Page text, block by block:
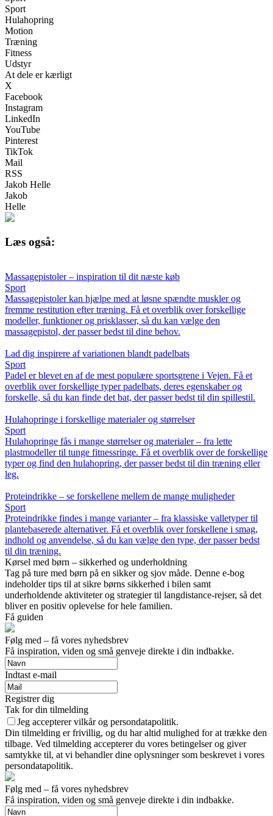
Sport
Hulahopring
Motion
Træning
Fitness
Udstyr
At dele er kærligt
X
Facebook
Instagram
LinkedIn
YouTube
Pinterest
TikTok
Mail
RSS
Jakob Helle
Jakob
Helle
Læs også:
Massagepistoler – inspiration til dit næste køb
Sport
Massagepistoler kan hjælpe med at løsne spændte muskler og
fremme restitution efter træning. Få et overblik over forskellige
modeller, funktioner og prisklasser, så du kan vælge den
massagepistol, der passer bedst til dine behov.
Lad dig inspirere af variationen blandt padelbats
Sport
Padel er blevet en af de mest populære sportsgrene i Vejen. Få et
overblik over forskellige typer padelbats, deres egenskaber og
forskelle, så du kan finde det bat, der passer bedst til din spillestil.
Hulahopringe i forskellige materialer og størrelser
Sport
Hulahopringe fås i mange størrelser og materialer – fra lette
plastmodeller til tunge fitnessringe. Få et overblik over de forskellige
typer og find den hulahopring, der passer bedst til din træning eller
leg.
Proteindrikke – se forskellene mellem de mange muligheder
Sport
Proteindrikke findes i mange varianter – fra klassiske valletyper til
plantebaserede alternativer. Få et overblik over forskellene i smag,
indhold og anvendelse, så du kan vælge den type, der passer bedst
til din træning.
Kørsel med børn – sikkerhed og underholdning
Tag på ture med børn på en sikker og sjov måde. Denne e-bog
indeholder tips til at sikre børns sikkerhed i bilen samt
underholdende aktiviteter og strategier til langdistance-rejser, så det
bliver en positiv oplevelse for hele familien.
Få guiden
Følg med – få vores nyhedsbrev
Få inspiration, viden og små genveje direkte i din indbakke.
Indtast e-mail
Registrer dig
Tak for din tilmelding
Jeg accepterer vilkår og persondatapolitik.
Din tilmelding er frivillig, og du har altid mulighed for at trække den
tilbage. Ved tilmelding accepterer du vores betingelser og giver
samtykke til, at vi behandler dine oplysninger som beskrevet i vores
persondatapolitik.
Følg med – få vores nyhedsbrev
Få inspiration, viden og små genveje direkte i din indbakke.